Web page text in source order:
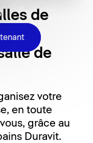
de
de
votre
en toute
grâce au
Duravit.